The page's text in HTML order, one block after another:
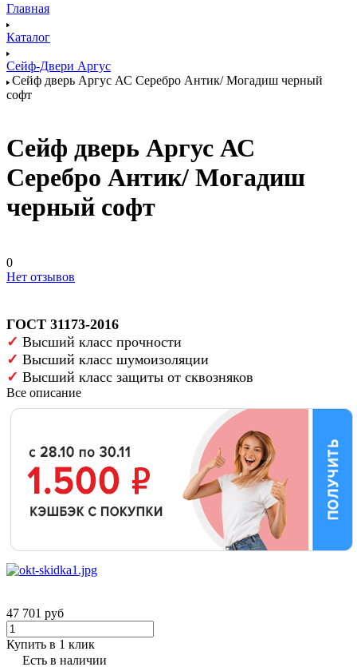
Главная
Каталог
Сейф-Двери Аргус
Сейф дверь Аргус АС Серебро Антик/ Могадиш черный
софт
Сейф дверь Аргус АС
Серебро Антик/ Могадиш
черный софт
0
Нет отзывов
ГОСТ 31173-2016
✓ Высший класс прочности
✓ Высший класс шумоизоляции
✓ Высший класс защиты от сквозняков
Все описание
47 701 руб
Купить в 1 клик
Есть в наличии